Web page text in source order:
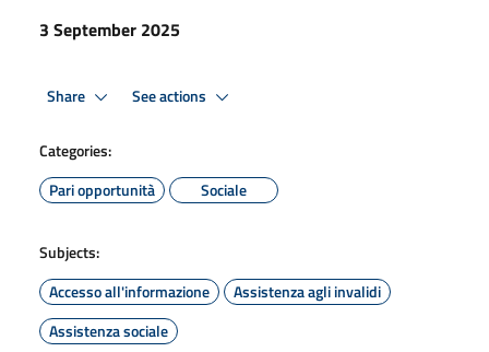
3 September 2025
Share See actions
Categories:
Pari opportunità
Sociale
Subjects:
Accesso all'informazione
Assistenza agli invalidi
Assistenza sociale